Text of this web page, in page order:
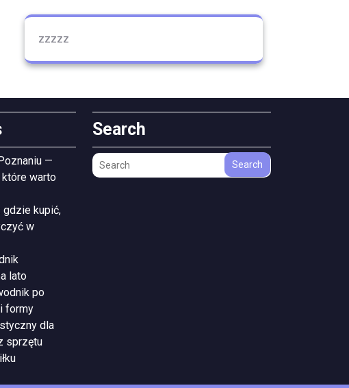
zzzzz
—
warto
gdzie kupić,
w
lato
po
formy
dla
sprzętu
Search
Search